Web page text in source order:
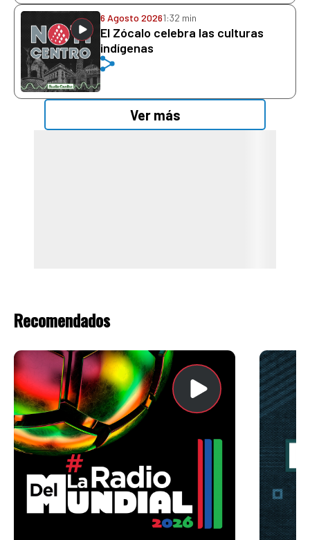
6 Agosto 20261:32 min
El Zócalo celebra las culturas
indígenas
Ver más
Recomendados